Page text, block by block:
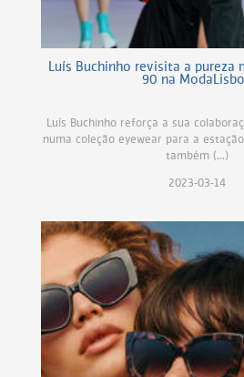
Luís Buchinho revisita a pureza
90 na
Luís Buchinho reforça a sua
numa coleção eyewear para a
também (...)
2023-03-14